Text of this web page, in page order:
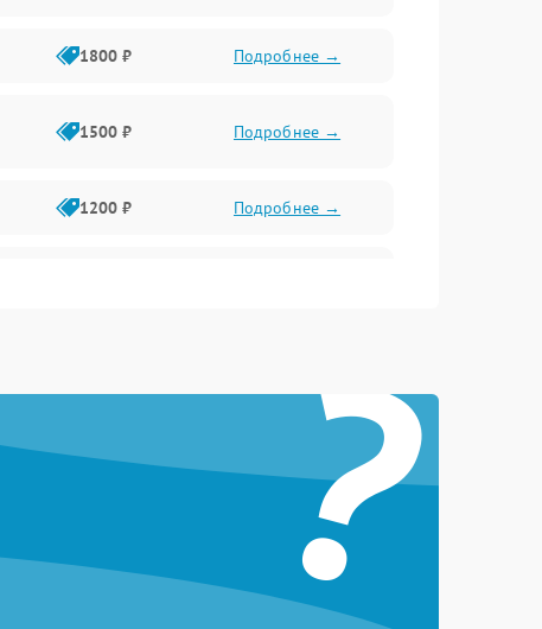
1800 ₽ Подробнее →
1500 ₽ Подробнее →
1200 ₽ Подробнее →
Подробнее →
Подробнее →
Подробнее →
Подробнее →
?